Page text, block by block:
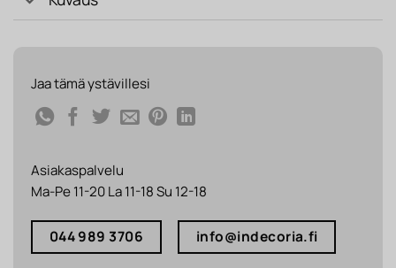
Jaa tämä ystävillesi
Asiakaspalvelu
Ma-Pe 11-20 La 11-18 Su 12-18
044 989 3706 info@indecoria.fi